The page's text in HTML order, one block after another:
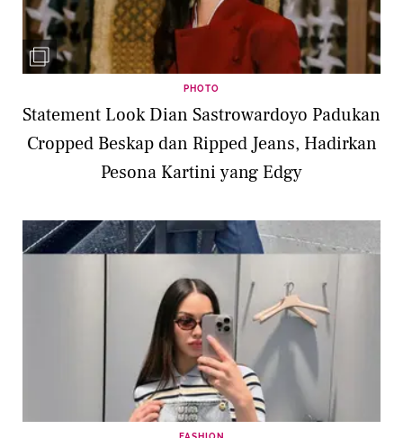
PHOTO
Statement Look Dian Sastrowardoyo Padukan
Cropped Beskap dan Ripped Jeans, Hadirkan
Pesona Kartini yang Edgy